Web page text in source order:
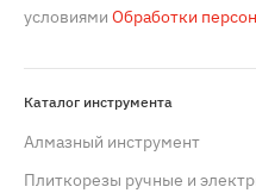
условиями Обработки
Каталог инструмента
Алмазный инструмент
Плиткорезы ручные и